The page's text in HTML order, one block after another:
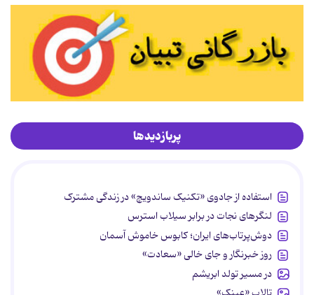
پربازدیدها
استفاده از جادوی «تکنیک ساندویچ» در زندگی مشترک
لنگرهای نجات در برابر سیلاب استرس
دوش‌پرتاب‌های ایران؛ کابوس خاموش آسمان
روز خبرنگار و جای خالی «سعادت»
در مسیر تولد ابریشم